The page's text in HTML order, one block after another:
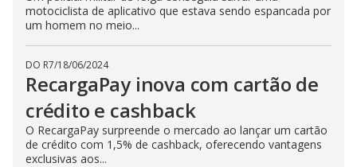
motociclista de aplicativo que estava sendo espancada por
um homem no meio...
DO R7/18/06/2024
RecargaPay inova com cartão de
crédito e cashback
O RecargaPay surpreende o mercado ao lançar um cartão
de crédito com 1,5% de cashback, oferecendo vantagens
exclusivas aos...